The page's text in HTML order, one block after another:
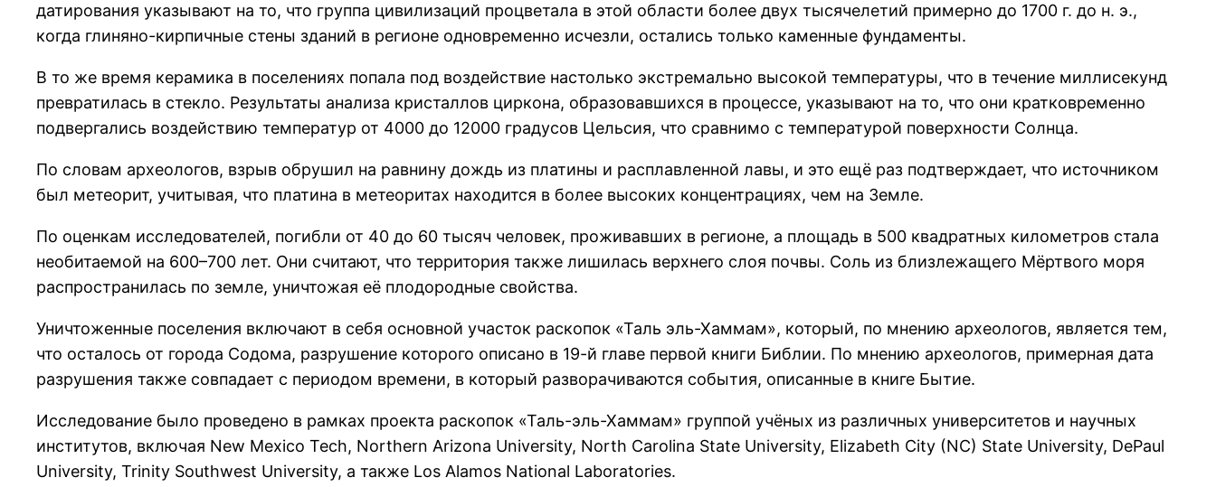
датирования указывают на то, что группа цивилизаций процветала в этой области более двух тысячелетий примерно до 1700 г. до н. э.,
когда глиняно-кирпичные стены зданий в регионе одновременно исчезли, остались только каменные фундаменты.
В то же время керамика в поселениях попала под воздействие настолько экстремально высокой температуры, что в течение миллисекунд
превратилась в стекло. Результаты анализа кристаллов циркона, образовавшихся в процессе, указывают на то, что они кратковременно
подвергались воздействию температур от 4000 до 12000 градусов Цельсия, что сравнимо с температурой поверхности Солнца.
По словам археологов, взрыв обрушил на равнину дождь из платины и расплавленной лавы, и это ещё раз подтверждает, что источником
был метеорит, учитывая, что платина в метеоритах находится в более высоких концентрациях, чем на Земле.
По оценкам исследователей, погибли от 40 до 60 тысяч человек, проживавших в регионе, а площадь в 500 квадратных километров стала
необитаемой на 600–700 лет. Они считают, что территория также лишилась верхнего слоя почвы. Соль из близлежащего Мёртвого моря
распространилась по земле, уничтожая её плодородные свойства.
Уничтоженные поселения включают в себя основной участок раскопок «Таль эль-Хаммам», который, по мнению археологов, является тем,
что осталось от города Содома, разрушение которого описано в 19-й главе первой книги Библии. По мнению археологов, примерная дата
разрушения также совпадает с периодом времени, в который разворачиваются события, описанные в книге Бытие.
Исследование было проведено в рамках проекта раскопок «Таль-эль-Хаммам» группой учёных из различных университетов и научных
институтов, включая New Mexico Tech, Northern Arizona University, North Carolina State University, Elizabeth City (NC) State University, DePaul
University, Trinity Southwest University, а также Los Alamos National Laboratories.